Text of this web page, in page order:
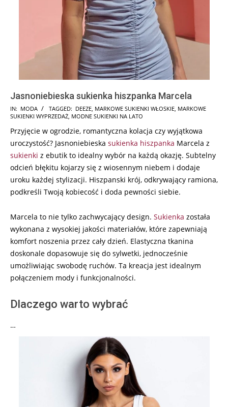
Jasnoniebieska sukienka hiszpanka Marcela
2025-
05-
28
IN: MODA TAGGED: DEEZE, MARKOWE SUKIENKI WŁOSKIE, MARKOWE
SUKIENKI WYPRZEDAŻ, MODNE SUKIENKI NA LATO
Przyjęcie w ogrodzie, romantyczna kolacja czy wyjątkowa
uroczystość? Jasnoniebieska sukienka hiszpanka Marcela z
sukienki z ebutik to idealny wybór na każdą okazję. Subtelny
odcień błękitu kojarzy się z wiosennym niebem i dodaje
uroku każdej stylizacji. Hiszpanski krój, odkrywający ramiona,
podkreśli Twoją kobiecość i doda pewności siebie.
Marcela to nie tylko zachwycający design. Sukienka została
wykonana z wysokiej jakości materiałów, które zapewniają
komfort noszenia przez cały dzień. Elastyczna tkanina
doskonale dopasowuje się do sylwetki, jednocześnie
umożliwiając swobodę ruchów. Ta kreacja jest idealnym
połączeniem mody i funkcjonalności.
Dlaczego warto wybrać
…